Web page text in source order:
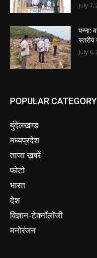
July 7,
पन्ना:
स्तरीय
July 6,
POPULAR CATEGORY
बुंदेलखण्ड
मध्यप्रदेश
ताजा ख़बरें
फोटो
भारत
देश
विज्ञान-टेक्नॉलॉजी
मनोरंजन